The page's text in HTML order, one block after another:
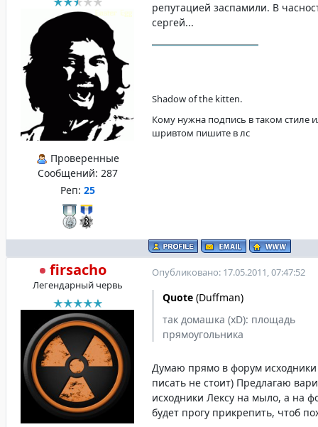
Проверенные
Сообщений: 287
Реп: 25
репутацией заспамили. В
сергей...
Shadow of the kitten.
Кому нужна подпись в таком стиле
шривтом пишите в лс
firsacho
Легендарный червь
Опубликовано: 17.05.2011, 07:47:52
Quote (Duffman)
так домашка (xD): площадь
прямоугольника
Думаю прямо в форум
писать не стоит) Предлагаю
исходники Лексу на мыло, а на
будет прогу прикрепить, чтоб